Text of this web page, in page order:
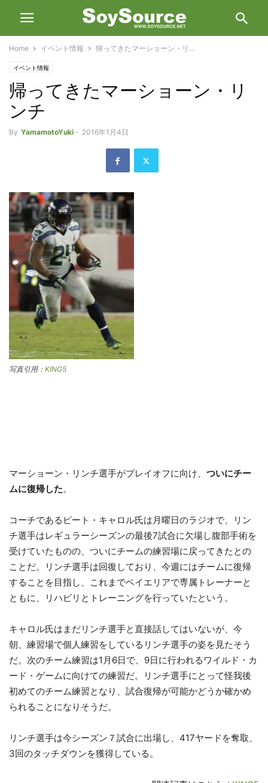
Home イベント情報 帰ってきたマーショーン・リ...
イベント情報
帰ってきたマーショーン・リ
ンチ
By YamamotoYuki - 2016年1月4日
写真引用： KING5
マーショーン・リンチ選手がプレイオフに向け、 ついにチー
ムに復帰した。
コーチであるピート・キャロル氏は月曜日のラジオで、リン
チ選手はレギュラーシーズンの最後7試合に欠場し腹部手術を
受けていたものの、ついにチームの練習場に戻ってきたとの
ことだ。リンチ選手は回復しており、今週にはチームに復帰
することを目指し、これまでベイエリアで専属トレーナーと
ともに、リハビリとトレーニングを行っていたという。
キャロル氏はまだリンチ選手と直接話してはいないが、今
朝、練習場で個人練習をしているリンチ選手の姿を見たそう
だ。次のチーム練習は1月6日で、9日に行われるワイルド・カ
ード・ゲームに向けての練習だ。リンチ選手にとって怪我後
初めてのチーム練習となり、試合復帰が可能かどうか確かめ
られることになりそうだ。
リンチ選手は今シーズン７試合に出場し、417ヤードを奪取、
3回のタッチダウンを獲得している。